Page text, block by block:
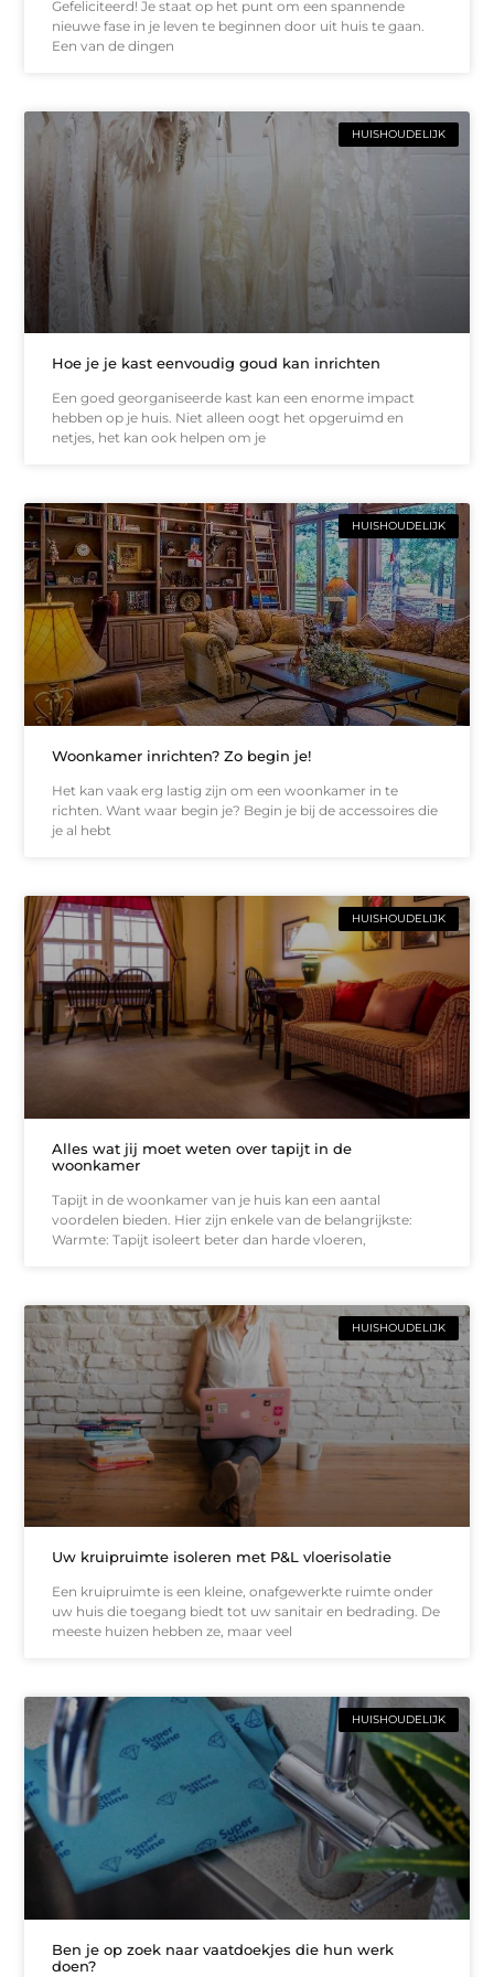
Gefeliciteerd! Je staat op het punt om een spannende
nieuwe fase in je leven te beginnen door uit huis te gaan.
Een van de dingen
HUISHOUDELIJK
Hoe je je kast eenvoudig goud kan inrichten
Een goed georganiseerde kast kan een enorme impact
hebben op je huis. Niet alleen oogt het opgeruimd en
netjes, het kan ook helpen om je
HUISHOUDELIJK
Woonkamer inrichten? Zo begin je!
Het kan vaak erg lastig zijn om een woonkamer in te
richten. Want waar begin je? Begin je bij de accessoires die
je al hebt
HUISHOUDELIJK
Alles wat jij moet weten over tapijt in de
woonkamer
Tapijt in de woonkamer van je huis kan een aantal
voordelen bieden. Hier zijn enkele van de belangrijkste:
Warmte: Tapijt isoleert beter dan harde vloeren,
HUISHOUDELIJK
Uw kruipruimte isoleren met P&L vloerisolatie
Een kruipruimte is een kleine, onafgewerkte ruimte onder
uw huis die toegang biedt tot uw sanitair en bedrading. De
meeste huizen hebben ze, maar veel
HUISHOUDELIJK
Ben je op zoek naar vaatdoekjes die hun werk
doen?